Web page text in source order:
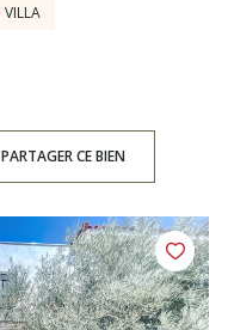
VILLA
PARTAGER CE BIEN